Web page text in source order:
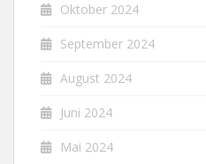
Oktober 2024
September 2024
August 2024
Juni 2024
Mai 2024